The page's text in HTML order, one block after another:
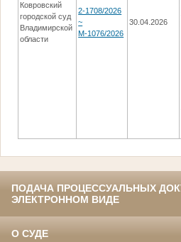
Ковровский
городской суд
Владимирской
области
2-1708/2026
~
М-1076/2026
30.04.2026
ПОДАЧА ПРОЦЕССУАЛЬНЫХ
ЭЛЕКТРОННОМ ВИДЕ
О СУДЕ